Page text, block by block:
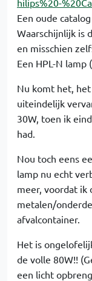
Een oude
Waarschijnlijk is
en misschien
Een HPL-N lamp
Nu komt het,
uiteindelijk
30W, toen ik
had.
Nou toch eens
lamp nu echt
meer, voordat ik
metalen/
afvalcontainer.
Het is
de volle 80W!!
een licht